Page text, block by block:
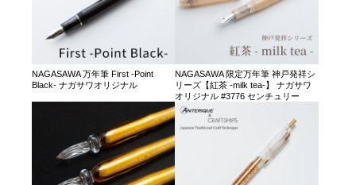
NAGASAWA 万年筆 First -Point
Black- ナガサワオリジナル
NAGASAWA 限定万年筆 神戸発祥シ
リーズ【紅茶 -milk tea-】 ナガサワ
オリジナル #3776 センチュリー